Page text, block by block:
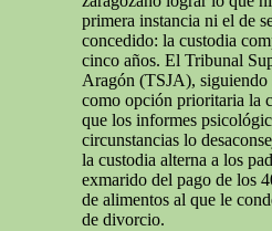
primera instancia ni el de
concedido: la custodia
cinco años. El Tribunal
Aragón (TSJA), siguiendo
como opción prioritaria la
que los informes
circunstancias lo
la custodia alterna a los
exmarido del pago de los
de alimentos al que le
de divorcio.